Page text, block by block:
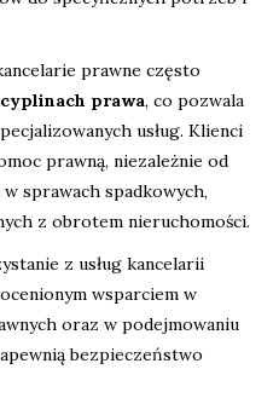
prawne często
prawa, co pozwala
usług. Klienci
prawną, niezależnie od
sprawach spadkowych,
z obrotem nieruchomości.
z usług kancelarii
wsparciem w
oraz w podejmowaniu
bezpieczeństwo